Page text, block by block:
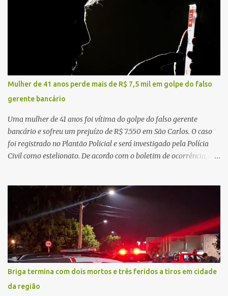
município, mas também de diversas cidades do entorno,
ampliando significativamente a responsabilidade da gestão sobre
o Sistema Único de Saúde (SUS). Nos últimos anos, o Governo
Federal tem ampliado investimentos destinados ao fortalecimento
da atenção básica, da infraestrutura hospitalar e da
regionalização dos serviços de saúde. Entretanto, em um cenário
de demandas crescentes e recursos necessariamente limitados, a
principal missão da gestão pública não é apenas investir mais,
mas decidir melhor onde investir para produzir o maior benefício
possível à população. Essa reflexão encontra respaldo tanto na
teoria da admini...
Mulher de 41 anos perde mais de R$ 7,5 mil em golpe do falso
gerente bancário
Uma mulher de 41 anos foi vítima do golpe do falso gerente
bancário e sofreu um prejuízo de R$ 7.550 em São Carlos. O caso
foi registrado no Plantão Policial e será investigado pela Polícia
Civil como estelionato. De acordo com o boletim de ocorrência, a
suspeito alegou que seria necessário atualizar o cadastro da conta
e passou a orientar a vítima sobre os procedimentos que deveriam
ser realizados. Dias depois, o golpista enviou um documento em
PDF simulando uma comunicação oficial da instituição financeira.
Na sequência, entrou em contato por telefone e encaminhou um
link, orientando a vítima a acessá-lo pelo computador para
concluir a suposta atualização cadastral. Após realizar o
procedimento, a conta bancária ficou bloqueada por algumas
horas. Sem conseguir acessar o sistema, a vítima tentou
Briga termina com dois mortos e três feridos a tiros em cidade
da região